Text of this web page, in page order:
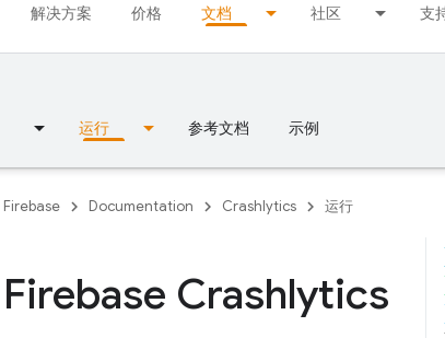
解决方案 价格 文档 社区 支
运行 参考文档 示例
Firebase Documentation Crashlytics 运行
Firebase Crashlytics